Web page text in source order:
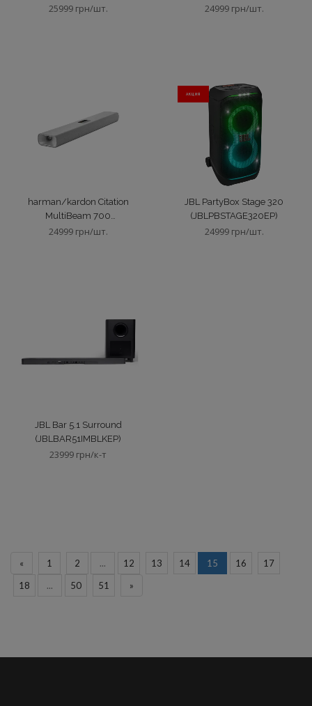
25999 грн/шт.
(HKCITAMB700BLKEU)
24999 грн/шт.
harman/kardon Citation
MultiBeam 700
(HKCITAMB700GRYEU)
24999 грн/шт.
АКЦИЯ
JBL PartyBox Stage 320
(JBLPBSTAGE320EP)
24999 грн/шт.
JBL Bar 5.1 Surround
(JBLBAR51IMBLKEP)
23999 грн/к-т
« 1 2 ... 12 13 14 15 16
17
18
... 50 51 »